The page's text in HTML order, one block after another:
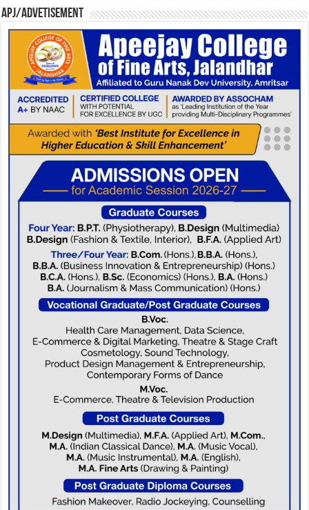
APJ/Advetisement